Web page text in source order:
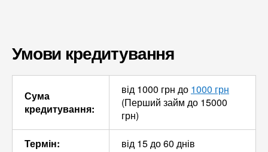
Умови кредитування
Сума
кредитування:
від 1000 грн до 1000 грн
(Перший займ до 15000
грн)
Термін: від 15 до 60 днів